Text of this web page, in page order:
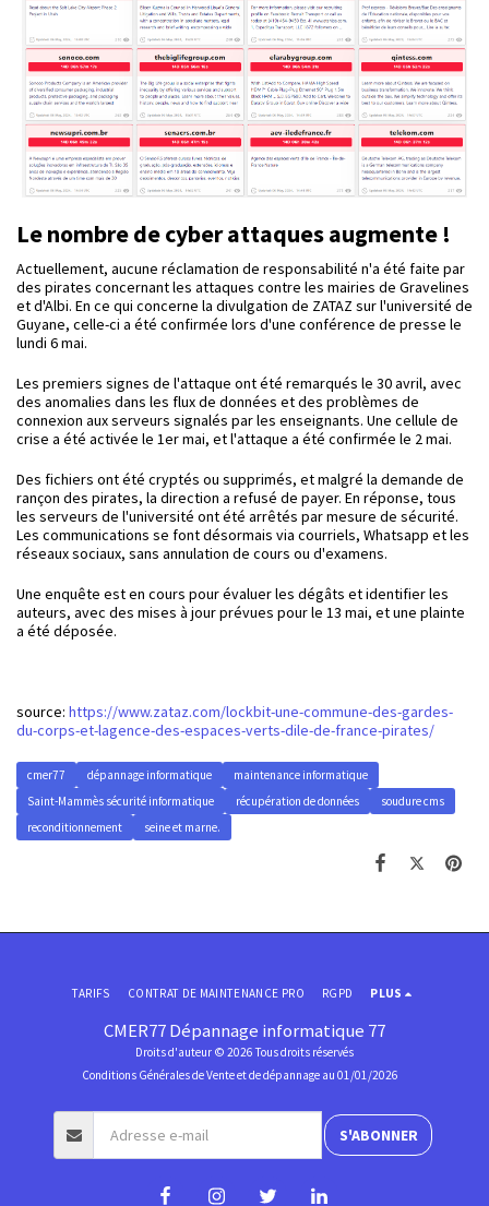
Le nombre de cyber attaques augmente !
Actuellement, aucune réclamation de responsabilité n'a été faite par
des pirates concernant les attaques contre les mairies de Gravelines
et d'Albi. En ce qui concerne la divulgation de ZATAZ sur l'université de
Guyane, celle-ci a été confirmée lors d'une conférence de presse le
lundi 6 mai.
Les premiers signes de l'attaque ont été remarqués le 30 avril, avec
des anomalies dans les flux de données et des problèmes de
connexion aux serveurs signalés par les enseignants. Une cellule de
crise a été activée le 1er mai, et l'attaque a été confirmée le 2 mai.
Des fichiers ont été cryptés ou supprimés, et malgré la demande de
rançon des pirates, la direction a refusé de payer. En réponse, tous
les serveurs de l'université ont été arrêtés par mesure de sécurité.
Les communications se font désormais via courriels, Whatsapp et les
réseaux sociaux, sans annulation de cours ou d'examens.
Une enquête est en cours pour évaluer les dégâts et identifier les
auteurs, avec des mises à jour prévues pour le 13 mai, et une plainte
a été déposée.
source: https://www.zataz.com/lockbit-une-commune-des-gardes-
du-corps-et-lagence-des-espaces-verts-dile-de-france-pirates/
cmer77 dépannage informatique
maintenance informatique
Saint-Mammès sécurité informatique
récupération de données
soudure cms
reconditionnement
seine et marne.
CMER77 Dépannage informatique 77
Droits d'auteur © 2026 Tous droits réservés
Conditions Générales de Vente et de dépannage au 01/01/2026
TARIFS CONTRAT DE MAINTENANCE PRO RGPD PLUS
S'ABONNER